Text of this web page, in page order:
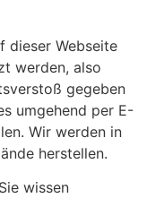
dieser Webseite
werden, also
gegeben
umgehend per E-
Wir werden in
herstellen.
wissen